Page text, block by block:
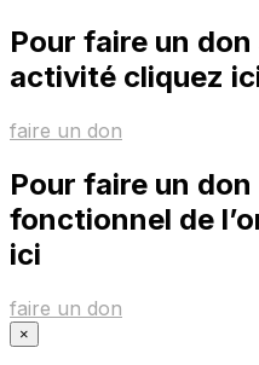
Pour faire un
activité cliquez
faire un don
Pour faire un
fonctionnel de
ici
faire un don
×